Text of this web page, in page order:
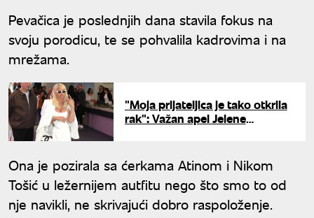
Pevačica je poslednjih dana stavila fokus na
svoju porodicu, te se pohvalila kadrovima i na
mrežama.
"Moja prijateljica je tako otkrila
rak": Važan apel Jelene
Ona je pozirala sa ćerkama Atinom i Nikom
Tošić u ležernijem autfitu nego što smo to od
nje navikli, ne skrivajući dobro raspoloženje.